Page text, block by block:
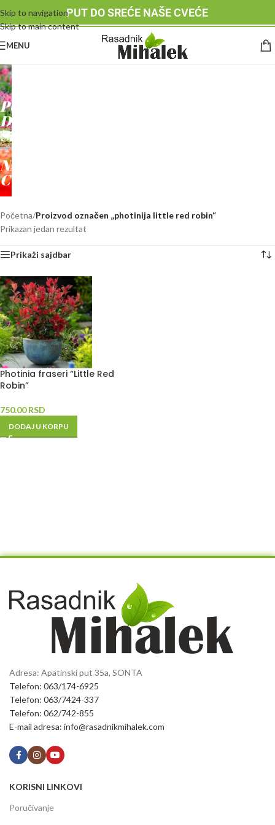
Skip to navigation
Skip to main content
PUT DO SREĆE NAŠE CVEĆE
MENU
RASADNIK
MIHALEK
PUT
DO
SREĆE
-
NAŠE
CVEĆE
Početna/Proizvod označen „photinija little red robin“
Prikazan jedan rezultat
Prikaži sajdbar
Photinia fraseri “Little Red
Robin”
750.00RSD
DODAJ U KORPU
Adresa: Apatinski put 35a, SONTA
Telefon: 063/174-6925
Telefon: 063/7424-337
Telefon: 062/742-855
E-mail adresa: info@rasadnikmihalek.com
KORISNI LINKOVI
Poručivanje